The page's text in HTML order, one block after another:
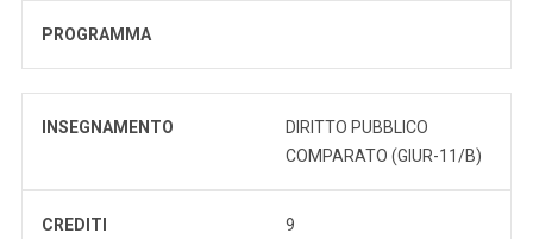
PROGRAMMA
INSEGNAMENTO
DIRITTO PUBBLICO
COMPARATO (GIUR-11/B)
CREDITI 9